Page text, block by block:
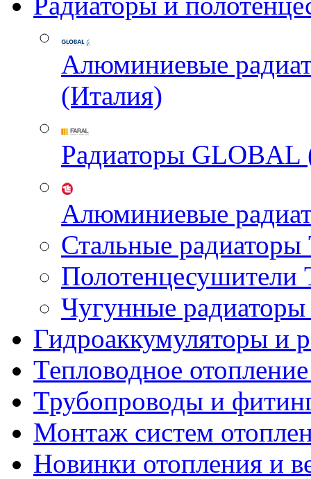
Алюминиевые
(Италия)
Радиаторы GLOBAL
Алюминиевые
Стальные
Чугунные
Гидроаккумуляторы и
Тепловодное
Трубопроводы и
Монтаж систем
Новинки отопления и